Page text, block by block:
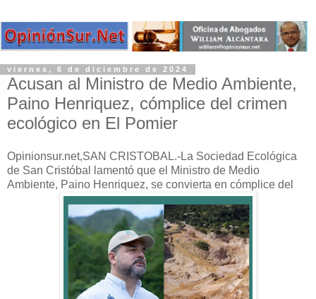
viernes, 6 de diciembre de 2024
Acusan al Ministro de Medio Ambiente,
Paino Henriquez, cómplice del crimen
ecológico en El Pomier
Opinionsur.net,SAN CRISTOBAL.-La Sociedad Ecológica
de San Cristóbal lamentó que el Ministro de Medio
Ambiente, Paino Henriquez, se convierta en cómplice del